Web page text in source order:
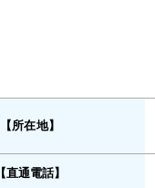
【所在地】
【直通電話】